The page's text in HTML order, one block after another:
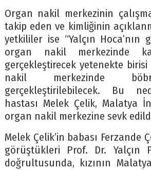
Organ nakil merkezinin
takip eden ve kimliğinin
yetkililer ise “Yalçın Hoca’nın
organ nakil merkezinde
gerçekleştirecek yetenekte birisi
nakil merkezinde
gerçekleştirilebilecek. Bu
hastası Melek Çelik, Malatya
organ nakil merkezine sevk
Melek Çelik’in babası Ferzande
görüştükleri Prof. Dr. Yalçın
doğrultusunda, kızının